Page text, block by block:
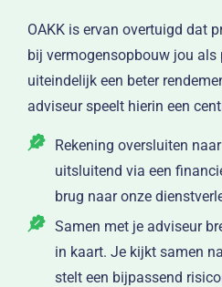
OAKK is ervan overtuigd dat
bij vermogensopbouw jou als
uiteindelijk een beter
adviseur speelt hierin een
Rekening oversluiten
uitsluitend via een
brug naar onze
Samen met je adviseur
in kaart. Je kijkt samen
stelt een bijpassend